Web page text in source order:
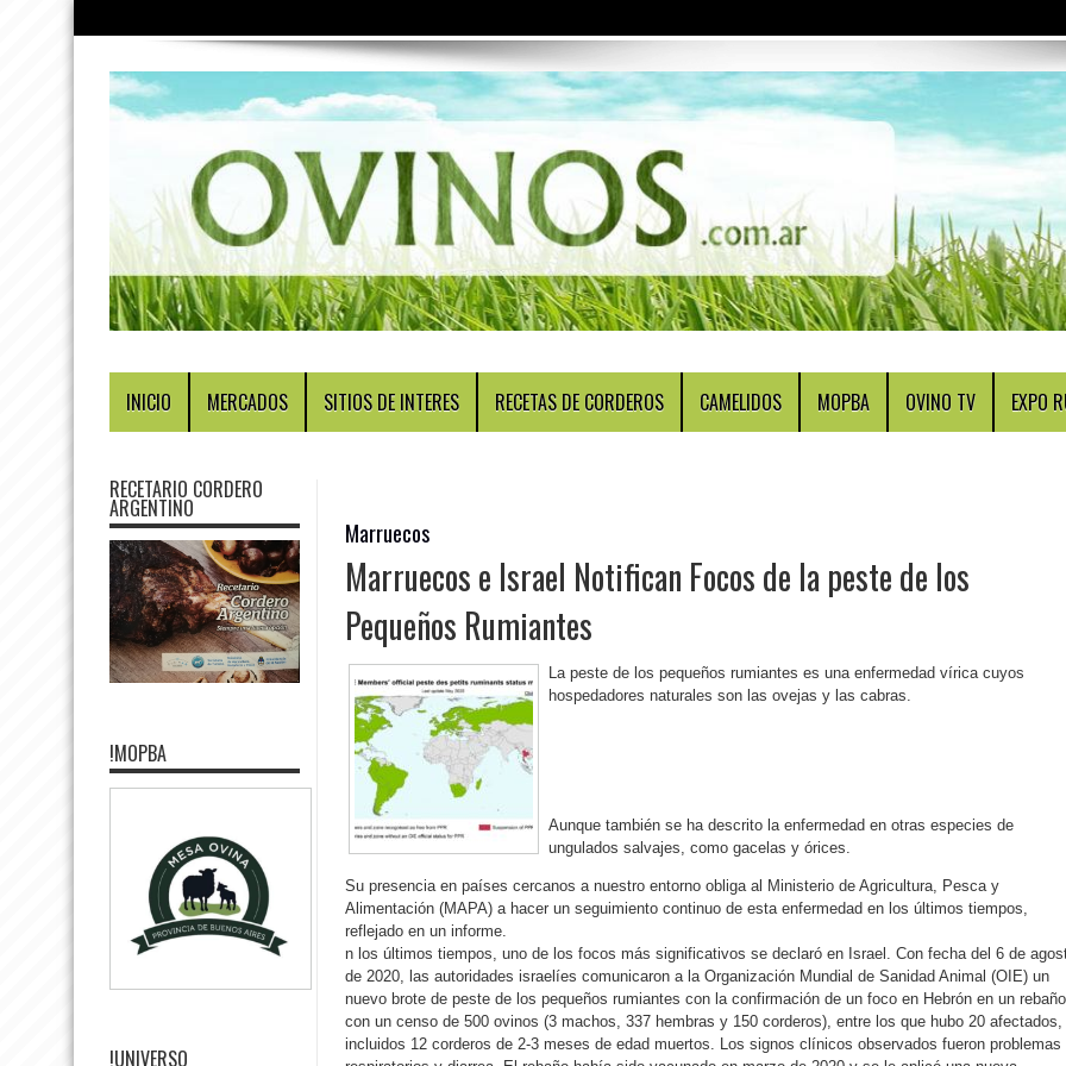
INICIO MERCADOS SITIOS DE INTERES RECETAS DE CORDEROS CAMELIDOS MOPBA OVINO TV EXPO
Marruecos
Marruecos e Israel Notifican Focos de la peste de los
Pequeños Rumiantes
La peste de los pequeños rumiantes es una enfermedad vírica cuyos
hospedadores naturales son las ovejas y las cabras.
Aunque también se ha descrito la enfermedad en otras especies de
ungulados salvajes, como gacelas y órices.
Su presencia en países cercanos a nuestro entorno obliga al Ministerio de Agricultura, Pesca y
Alimentación (MAPA) a hacer un seguimiento continuo de esta enfermedad en los últimos tiempos,
reflejado en un informe.
n los últimos tiempos, uno de los focos más significativos se declaró en Israel. Con fecha del 6 de
de 2020, las autoridades israelíes comunicaron a la Organización Mundial de Sanidad Animal (OIE) un
nuevo brote de peste de los pequeños rumiantes con la confirmación de un foco en Hebrón en un rebaño
con un censo de 500 ovinos (3 machos, 337 hembras y 150 corderos), entre los que hubo 20 afectados,
incluidos 12 corderos de 2-3 meses de edad muertos. Los signos clínicos observados fueron problemas
RECETARIO CORDERO
ARGENTINO
!MOPBA
!UNIVERSO